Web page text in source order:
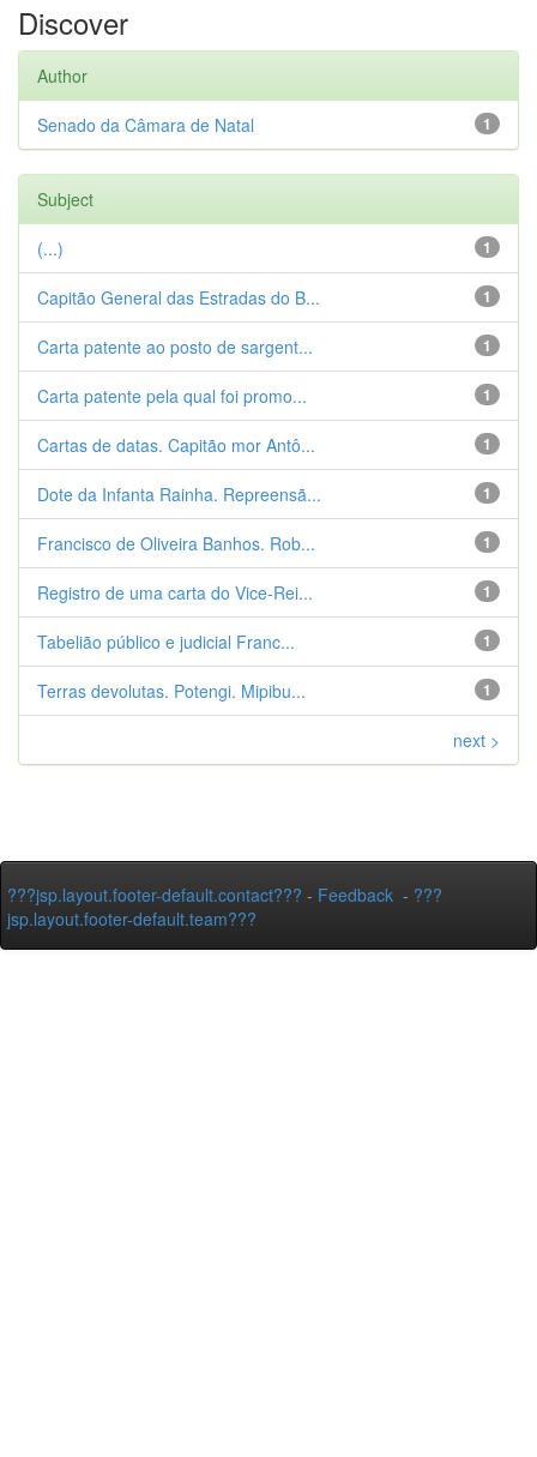
Discover
Author
1
Senado da Câmara de Natal
Subject
1
(...)
1
Capitão General das Estradas do B...
1
Carta patente ao posto de sargent...
1
Carta patente pela qual foi promo...
1
Cartas de datas. Capitão mor Antô...
1
Dote da Infanta Rainha. Repreensã...
1
Francisco de Oliveira Banhos. Rob...
1
Registro de uma carta do Vice-Rei...
1
Tabelião público e judicial Franc...
1
Terras devolutas. Potengi. Mipibu...
next >
???jsp.layout.footer-default.contact??? - Feedback - ???
jsp.layout.footer-default.team???